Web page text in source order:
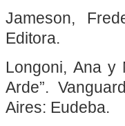
Jameson,
Editora.
Longoni, Ana y
Arde”.
Aires: Eudeba.